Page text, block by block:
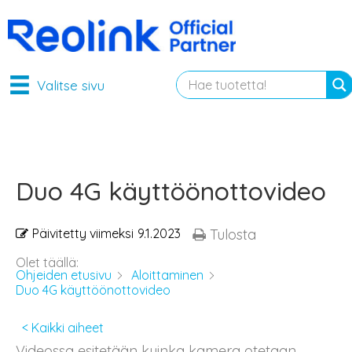
Valitse sivu
Duo 4G käyttöönottovideo
Päivitetty viimeksi 9.1.2023 Tulosta
Olet täällä:
Ohjeiden etusivu
Aloittaminen
Duo 4G käyttöönottovideo
< Kaikki aiheet